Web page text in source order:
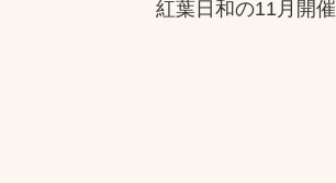
紅葉日和の11月開催